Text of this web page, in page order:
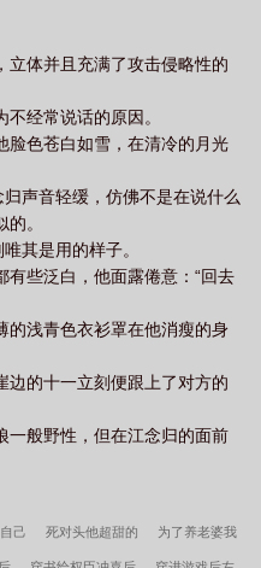
立体并且充满了攻击侵略性的
经常说话的原因。
色苍白如雪，在清冷的月光
声音轻缓，仿佛不是在说什么
。
其是用的样子。
些泛白，他面露倦意：“回去
的浅青色衣衫罩在他消瘦的身
边的十一立刻便跟上了对方的
一般野性，但在江念归的面前
己 死对头他超甜的 为了养老婆我